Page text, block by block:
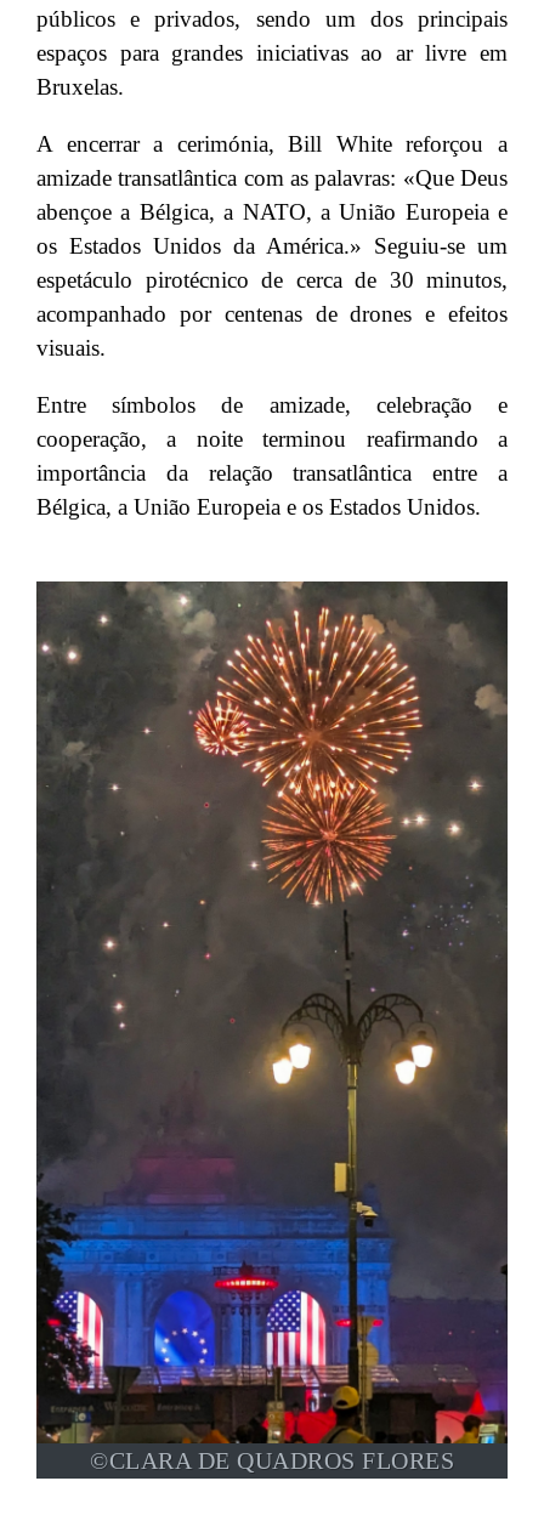
públicos e privados, sendo um dos principais
espaços para grandes iniciativas ao ar livre em
Bruxelas.
A encerrar a cerimónia, Bill White reforçou a
amizade transatlântica com as palavras: «Que Deus
abençoe a Bélgica, a NATO, a União Europeia e
os Estados Unidos da América.» Seguiu-se um
espetáculo pirotécnico de cerca de 30 minutos,
acompanhado por centenas de drones e efeitos
visuais.
Entre símbolos de amizade, celebração e
cooperação, a noite terminou reafirmando a
importância da relação transatlântica entre a
Bélgica, a União Europeia e os Estados Unidos.
©CLARA DE QUADROS FLORES